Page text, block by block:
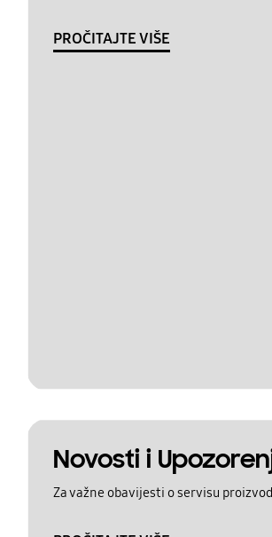
PROČITAJTE VIŠE
Novosti i
Za važne obavijesti o servisu